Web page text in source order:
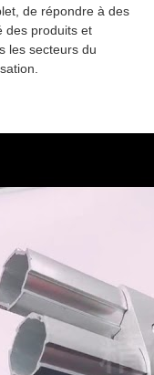
de répondre à des
des produits et
les secteurs du